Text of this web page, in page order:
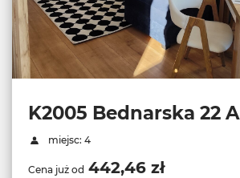
K2005 Bednarska 22 A
miejsc: 4
Cena już od 442,46 zł